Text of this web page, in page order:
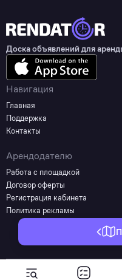
Доска объявлений для
Навигация
Главная
Поддержка
Контакты
Арендодателю
Работа с площадкой
Договор оферты
Регистрация кабинета
Политика рекламы